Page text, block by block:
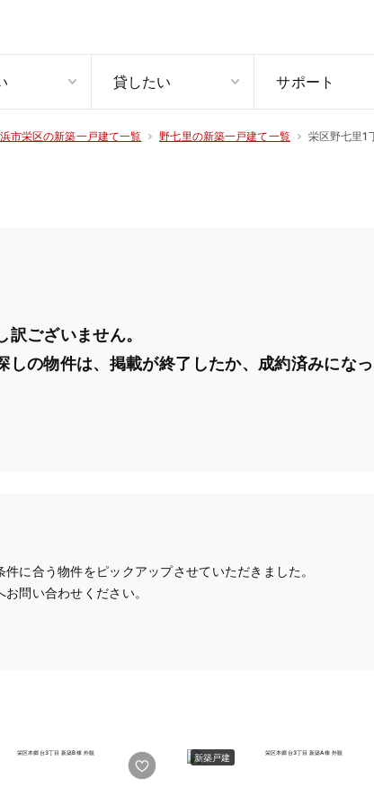
貸したい サポート
市栄区の新築一戸建て一覧 野七里の新築一戸建て一覧 栄区野七里1
訳ございません。
しの物件は、掲載が終了したか、 成約済みにな
件に合う物件をピックアップさせていただきました。
問い合わせください。
新築戸建